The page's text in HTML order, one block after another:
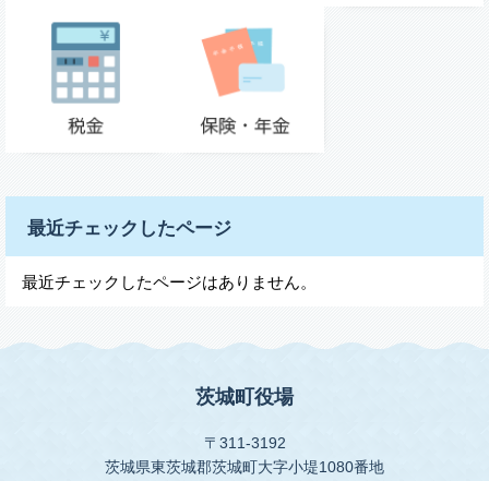
最近チェックしたページ
最近チェックしたページはありません。
茨城町役場
〒311-3192
茨城県東茨城郡茨城町大字小堤1080番地